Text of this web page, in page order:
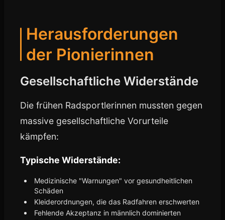
Herausforderungen
der Pionierinnen
Gesellschaftliche Widerstände
Die frühen Radsportlerinnen mussten gegen
massive gesellschaftliche Vorurteile
kämpfen:
Typische Widerstände:
Medizinische "Warnungen" vor gesundheitlichen
Schäden
Kleiderordnungen, die das Radfahren erschwerten
Fehlende Akzeptanz in männlich dominierten